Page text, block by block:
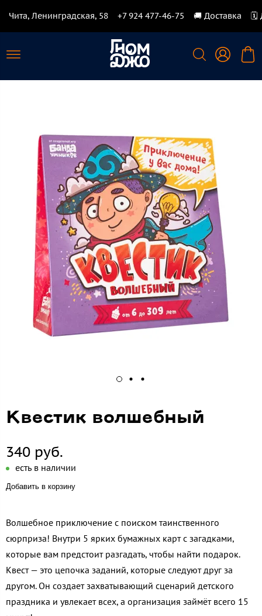
Чита, Ленинградская, 58 +7 924 477-46-75 🚚 Доставка 🗓️
Квестик волшебный
340 руб.
есть в наличии
Добавить в корзину
Волшебное приключение с поиском таинственного
сюрприза! Внутри 5 ярких бумажных карт с загадками,
которые вам предстоит разгадать, чтобы найти подарок.
Квест — это цепочка заданий, которые следуют друг за
другом. Он создает захватывающий сценарий детского
праздника и увлекает всех, а организация займёт всего 15